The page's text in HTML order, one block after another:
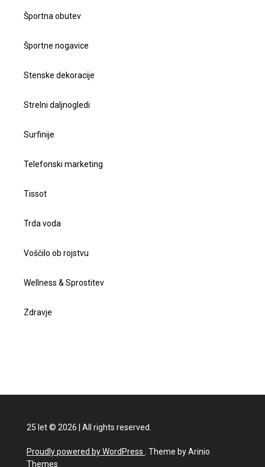
Športna obutev
Športne nogavice
Stenske dekoracije
Strelni daljnogledi
Surfinije
Telefonski marketing
Tissot
Trda voda
Voščilo ob rojstvu
Wellness & Sprostitev
Zdravje
25 let© 2026 All rights reserved.
Proudly powered by WordPress
. Theme by Arinio
Themes